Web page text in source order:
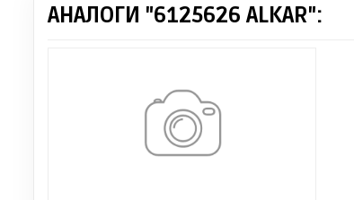
АНАЛОГИ "6125626 ALKAR":